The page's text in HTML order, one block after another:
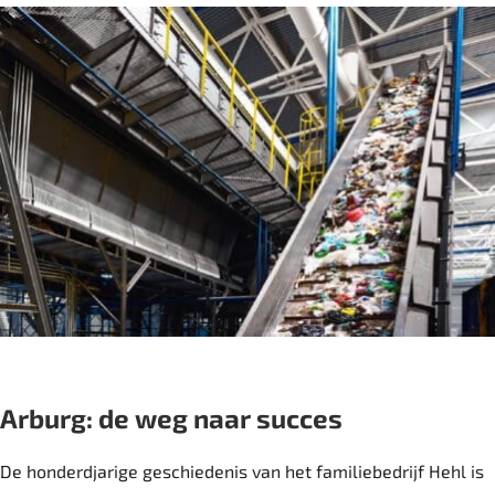
Arburg: de weg naar succes
De honderdjarige geschiedenis van het familiebedrijf Hehl is